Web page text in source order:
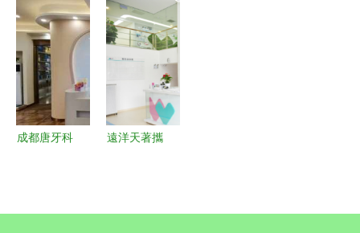
50元兒科門
診服務解析
——醫院服
務標語與形
象墻文化建
成都唐牙科
遠洋天著攜